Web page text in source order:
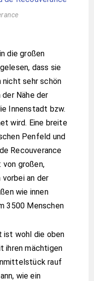
die großen
dass sie
nicht sehr schön
Nähe der
Innenstadt bzw.
wird. Eine breite
Penfeld und
Recouverance
von großen,
vorbei an der
wie innen
3500 Menschen
ist wohl die oben
ihren mächtigen
rauf
wie ein